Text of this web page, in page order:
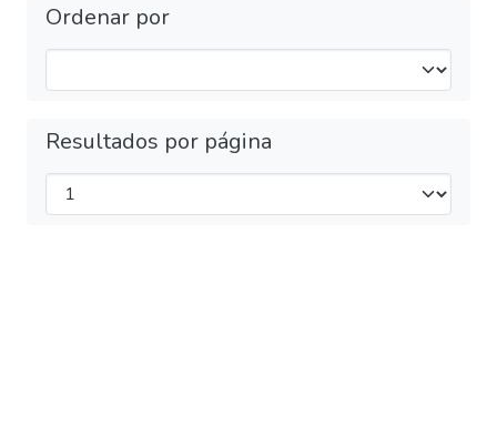
Ordenar por
Resultados por página